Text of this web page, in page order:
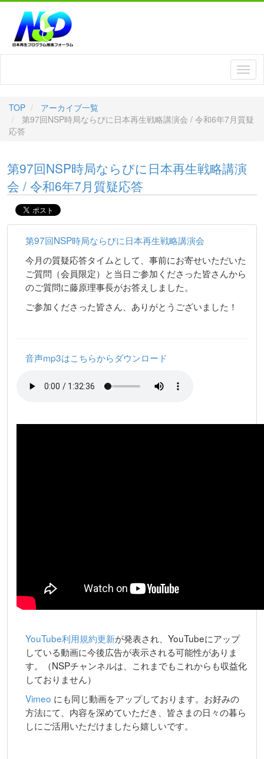
TOP
アーカイブ一覧
第97回NSP時局ならびに日本再生戦略講演会 / 令和6年7月質疑
応答
第97回NSP時局ならびに日本再生戦略講演
会 / 令和6年7月質疑応答
第97回NSP時局ならびに日本再生戦略講演会
今月の質疑応答タイムとして、事前にお寄せいただいた
ご質問（会員限定）と当日ご参加くださった皆さんから
のご質問に藤原理事長がお答えしました。
ご参加くださった皆さん、ありがとうございました！
音声mp3はこちらからダウンロード
YouTube利用規約更新が発表され、YouTubeにアップ
している動画に今後広告が表示される可能性がありま
す。（NSPチャンネルは、これまでもこれからも収益化
しておりません）
Vimeo にも同じ動画をアップしております。お好みの
方法にて、内容を深めていただき、皆さまの日々の暮ら
しにご活用いただけましたら嬉しいです。